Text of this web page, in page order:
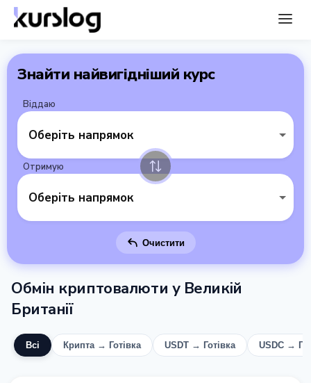
Знайти найвигідніший курс
Віддаю
Оберіть напрямок
Отримую
Оберіть напрямок
Очистити
Обмін криптовалюти у Великій
Британії
Всі Крипта → Готівка USDT → Готівка USDC →